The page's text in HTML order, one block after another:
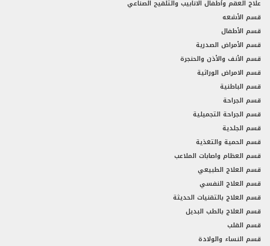
علاج العقم وأطفال الانابيب والتلقيح الصناعي
قسم الأشعه
قسم الأطفال
قسم الأمراض الصدرية
قسم الأنف والأذن والحنجرة
قسم الامراض الوراثية
قسم الباطنية
قسم الجراحة
قسم الجراحة التجميلية
قسم الجلدية
قسم الحمية والتغذية
قسم العظام واصابات الملاعب
قسم العلاج الطبيعي
قسم العلاج النفسي
قسم العلاج بالتقنيات الحديثة
قسم العلاج بالطب البديل
قسم القلب
قسم النساء والولادة